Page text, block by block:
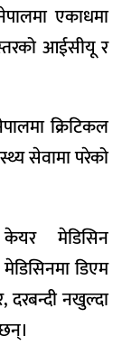
एकाधमा
आईसीयू र
क्रिटिकल
सेवामा परेको
मेडिसिन
डिएम
नखुल्दा